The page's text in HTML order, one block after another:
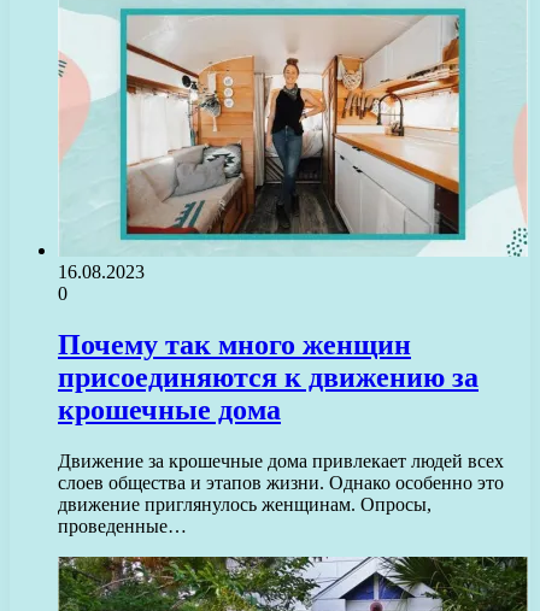
16.08.2023
0
Почему так много женщин
присоединяются к движению за
крошечные дома
Движение за крошечные дома привлекает людей всех
слоев общества и этапов жизни. Однако особенно это
движение приглянулось женщинам. Опросы,
проведенные…